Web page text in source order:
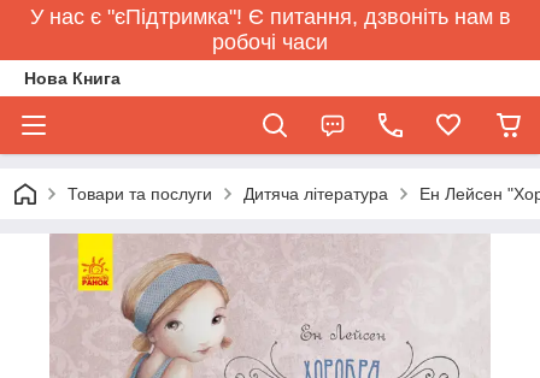
У нас є "єПідтримка"! Є питання, дзвоніть нам в
робочі часи
Нова Книга
Товари та послуги Дитяча література Ен Лейсен